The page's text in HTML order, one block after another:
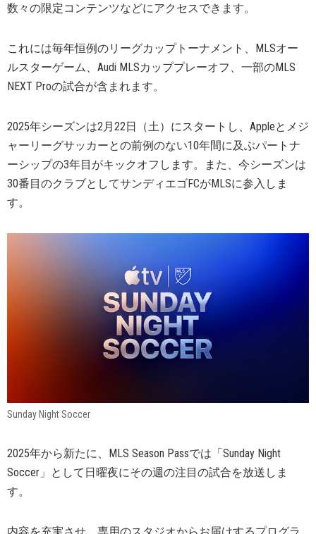
数々の限定コンテンツなどにアクセスできます。
これには毎年恒例のリーグカップトーナメント、MLSオー
ルスターゲーム、Audi MLSカッププレーオフ、一部のMLS
NEXT Proの試合が含まれます。
2025年シーズンは2月22日（土）にスタートし、Appleとメジ
ャーリーグサッカーとの前例のない10年間に及ぶパートナ
ーシップの3年目がキックオフします。また、今シーズンは
30番目のクラブとしてサンディエゴFCがMLSに参入しま
す。
Sunday Night Soccer
2025年から新たに、MLS Season Passでは「Sunday Night
Soccer」として日曜夜にその週の注目の試合を放送しま
す。
内容を充実させ、専用のスタジオからお届けするプログラ